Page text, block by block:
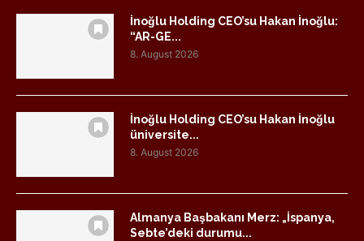
İnoğlu Holding CEO’su Hakan İnoğlu:
“AR-GE...
8. August 2026
İnoğlu Holding CEO’su Hakan İnoğlu
üniversite...
8. August 2026
Almanya Başbakanı Merz: „İspanya,
Sebte’deki durumu...